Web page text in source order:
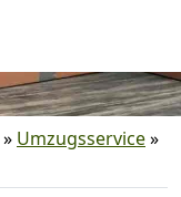
» Umzugsservice»